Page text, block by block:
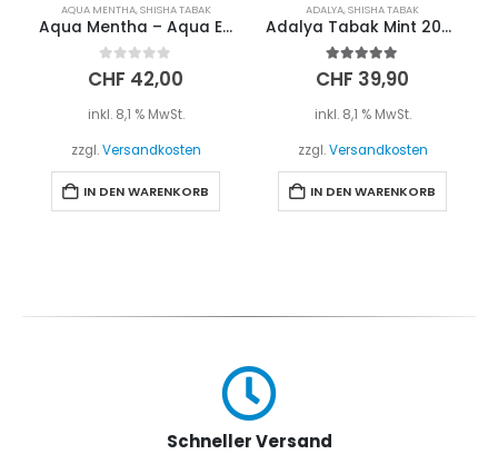
AQUA MENTHA,SHISHA TABAK
Aqua Mentha – Aqua Exotic 200g
0 out of 5
CHF 42,00
inkl. 8,1 % MwSt.
zzgl.Versandkosten
IN DEN WARENKORB
ADALYA,SHISHA TABAK
Adalya Tabak Mint 200g
5.00 out of 5
CHF 39,90
inkl. 8,1 % MwSt.
zzgl.Versandkosten
IN DEN WARENKORB
Schneller Versand